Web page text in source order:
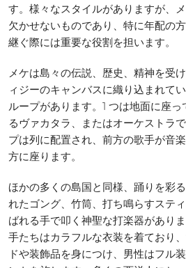
す。様々なスタイルがありますが、
欠かせないものであり、特に年配の
継ぐ際には重要な役割を担います。
メケは島々の伝説、歴史、精神を受
ィジーのキャンバスに織り込まれて
ループがあります。1 つは地面に座
るヴァカタラ、またはオーケストラ
プは列に配置され、前方の歌手が音
方に座ります。
ほかの多くの島国と同様、踊りを彩
れたゴング、竹筒、打ち鳴らすステ
ばれる手で叩く神聖な打楽器があり
手たちはカラフルな衣装を着ており
ドや装飾品を身につけ、男性はフル